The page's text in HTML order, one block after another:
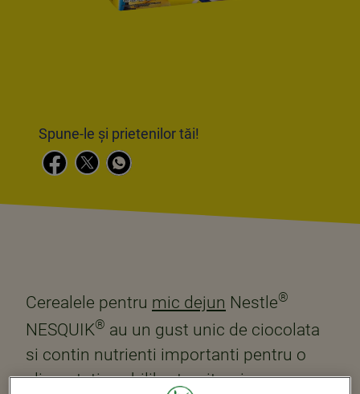
Spune-le și prietenilor tăi!
Cerealele pentru mic dejun Nestle®
NESQUIK® au un gust unic de ciocolata
si contin nutrienti importanti pentru o
alimentatie echilibrata: vitamine,